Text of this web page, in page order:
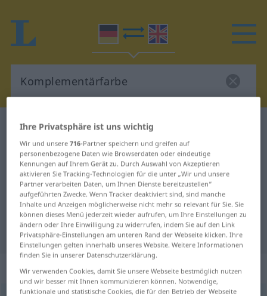
Deutsch-Englisch Wörterbuch
Komplementärfarbe
Deutsch-Englisch Übersetzung für
"Komplementärfarbe"
"Komplementärfarbe" Englisch
Übersetzung
„Komplementärfarbe“: Femininum
Ihre Privatsphäre ist uns wichtig
Wir und unsere716-Partner speichern und greifen auf
personenbezogene Daten wie Browserdaten oder eindeutige
Kennungen auf Ihrem Gerät zu. Durch Auswahl von Akzeptieren
aktivieren Sie Tracking-Technologien für die unter „Wir und unsere
Partner verarbeiten Daten, um Ihnen Dienste bereitzustellen“
aufgeführten Zwecke. Wenn Tracker deaktiviert sind, sind manche
Inhalte und Anzeigen möglicherweise nicht mehr so relevant für Sie. Sie
können dieses Menü jederzeit wieder aufrufen, um Ihre Einstellungen zu
ändern oder Ihre Einwilligung zu widerrufen, indem Sie auf den Link
Privatsphäre-Einstellungen am unteren Rand der Webseite klicken. Ihre
Einstellungen gelten innerhalb unseres Website. Weitere Informationen
finden Sie in unserer Datenschutzerklärung.
Wir verwenden Cookies, damit Sie unsere Webseite bestmöglich nutzen
und wir besser mit Ihnen kommunizieren können. Notwendige,
funktionale und statistische Cookies, die für den Betrieb der Webseite